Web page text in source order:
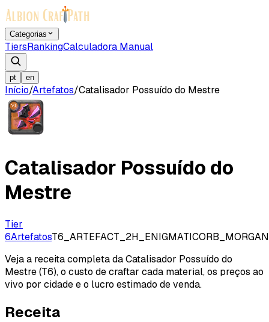
Categorias
TiersRankingCalculadora Manual
pt en
Início/Artefatos/Catalisador Possuído do Mestre
Catalisador Possuído do
Mestre
Tier
6Artefatos
Veja a receita completa da Catalisador Possuído do
Mestre (T6), o custo de craftar cada material, os preços ao
vivo por cidade e o lucro estimado de venda.
Receita